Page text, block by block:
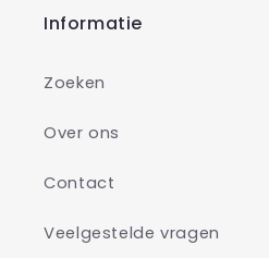
Informatie
Zoeken
Over ons
Contact
Veelgestelde vragen